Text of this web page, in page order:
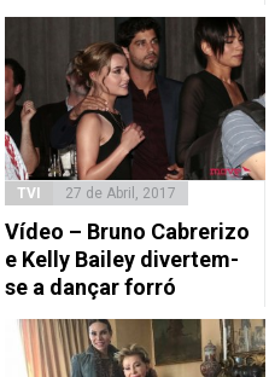
TVI 27 de Abril, 2017
Vídeo – Bruno Cabrerizo
e Kelly Bailey divertem-
se a dançar forró